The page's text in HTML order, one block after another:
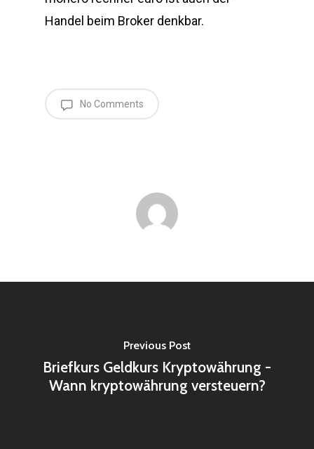
Handel beim Broker denkbar.
No Comments
Previous Post
Briefkurs Geldkurs Kryptowährung -
Wann kryptowährung versteuern?